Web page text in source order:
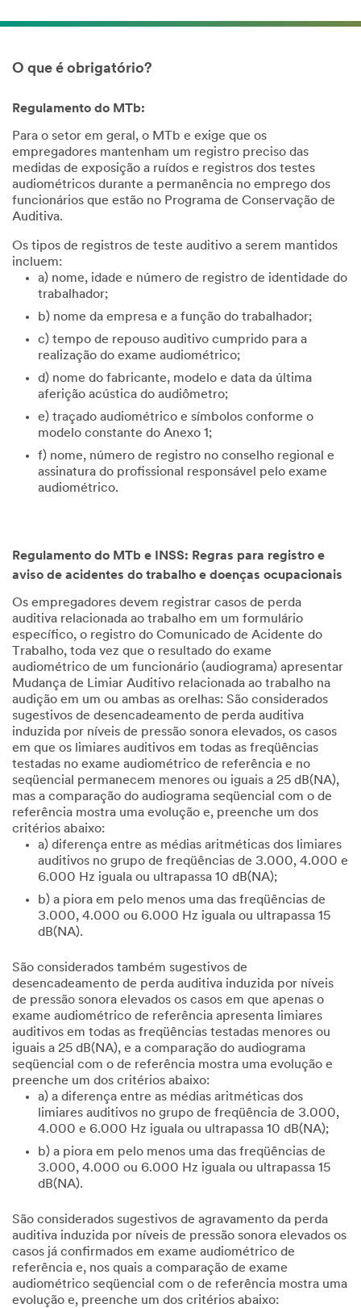
O que é obrigatório?
Regulamento do MTb:
Para o setor em geral, o MTb e exige que os
empregadores mantenham um registro preciso das
medidas de exposição a ruídos e registros dos testes
audiométricos durante a permanência no emprego dos
funcionários que estão no Programa de Conservação de
Auditiva.
Os tipos de registros de teste auditivo a serem mantidos
incluem:
a) nome, idade e número de registro de identidade do
trabalhador;
b) nome da empresa e a função do trabalhador;
c) tempo de repouso auditivo cumprido para a
realização do exame audiométrico;
d) nome do fabricante, modelo e data da última
aferição acústica do audiômetro;
e) traçado audiométrico e símbolos conforme o
modelo constante do Anexo 1;
f) nome, número de registro no conselho regional e
assinatura do profissional responsável pelo exame
audiométrico.
Regulamento do MTb e INSS: Regras para registro e
aviso de acidentes do trabalho e doenças ocupacionais
Os empregadores devem registrar casos de perda
auditiva relacionada ao trabalho em um formulário
específico, o registro do Comunicado de Acidente do
Trabalho, toda vez que o resultado do exame
audiométrico de um funcionário (audiograma) apresentar
Mudança de Limiar Auditivo relacionada ao trabalho na
audição em um ou ambas as orelhas: São considerados
sugestivos de desencadeamento de perda auditiva
induzida por níveis de pressão sonora elevados, os casos
em que os limiares auditivos em todas as freqüências
testadas no exame audiométrico de referência e no
seqüencial permanecem menores ou iguais a 25 dB(NA),
mas a comparação do audiograma seqüencial com o de
referência mostra uma evolução e, preenche um dos
critérios abaixo:
a) diferença entre as médias aritméticas dos limiares
auditivos no grupo de freqüências de 3.000, 4.000 e
6.000 Hz iguala ou ultrapassa 10 dB(NA);
b) a piora em pelo menos uma das freqüências de
3.000, 4.000 ou 6.000 Hz iguala ou ultrapassa 15
dB(NA).
São considerados também sugestivos de
desencadeamento de perda auditiva induzida por níveis
de pressão sonora elevados os casos em que apenas o
exame audiométrico de referência apresenta limiares
auditivos em todas as freqüências testadas menores ou
iguais a 25 dB(NA), e a comparação do audiograma
seqüencial com o de referência mostra uma evolução e
preenche um dos critérios abaixo:
a) a diferença entre as médias aritméticas dos
limiares auditivos no grupo de freqüência de 3.000,
4.000 e 6.000 Hz iguala ou ultrapassa 10 dB(NA);
b) a piora em pelo menos uma das freqüências de
3.000, 4.000 ou 6.000 Hz iguala ou ultrapassa 15
dB(NA).
São considerados sugestivos de agravamento da perda
auditiva induzida por níveis de pressão sonora elevados os
casos já confirmados em exame audiométrico de
referência e, nos quais a comparação de exame
audiométrico seqüencial com o de referência mostra uma
evolução e, preenche um dos critérios abaixo: